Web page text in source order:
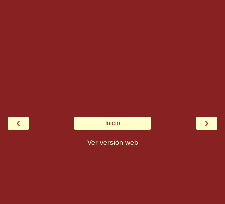
‹ ›
Inicio
Ver versión web